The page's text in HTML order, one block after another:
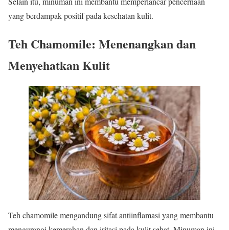
yang berdampak positif pada kesehatan kulit.
Teh Chamomile: Menenangkan dan
Menyehatkan Kulit
Teh chamomile mengandung sifat antiinflamasi yang membantu